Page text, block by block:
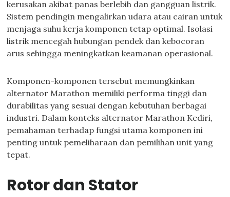
kerusakan akibat panas berlebih dan gangguan listrik.
Sistem pendingin mengalirkan udara atau cairan untuk
menjaga suhu kerja komponen tetap optimal. Isolasi
listrik mencegah hubungan pendek dan kebocoran
arus sehingga meningkatkan keamanan operasional.
Komponen-komponen tersebut memungkinkan
alternator Marathon memiliki performa tinggi dan
durabilitas yang sesuai dengan kebutuhan berbagai
industri. Dalam konteks alternator Marathon Kediri,
pemahaman terhadap fungsi utama komponen ini
penting untuk pemeliharaan dan pemilihan unit yang
tepat.
Rotor dan Stator